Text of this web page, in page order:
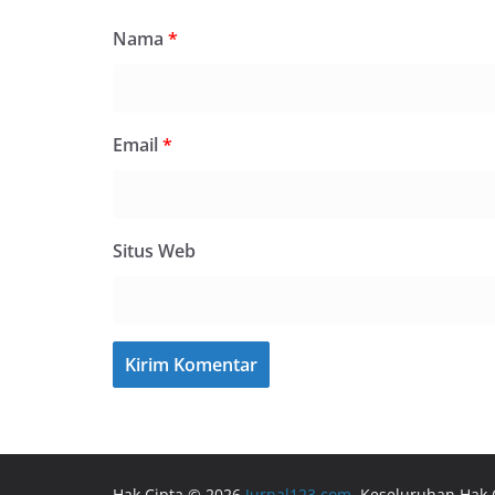
Nama *
Email*
Situs Web